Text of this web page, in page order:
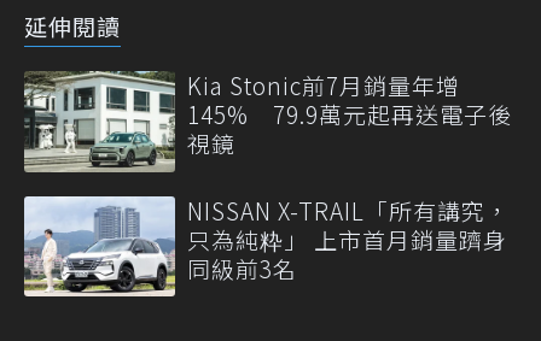
延伸閱讀
Kia Stonic前7月銷量年增
145% 79.9萬元起再送電子後
視鏡
NISSAN X-TRAIL「所有講究，
只為純粋」 上市首月銷量躋身
同級前3名